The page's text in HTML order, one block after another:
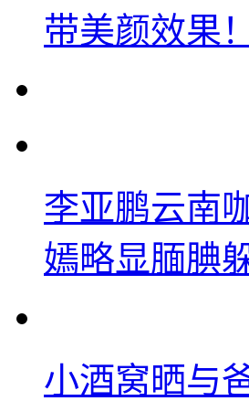
带美颜效果！
李亚鹏云南
嫣略显腼腆
小酒窝晒与